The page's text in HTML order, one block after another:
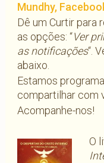
Mundhy,
Dê um Curtir para
as opções: “Ver
as notificações“.
abaixo.
Estamos
compartilhar com
Acompanhe-nos!
O